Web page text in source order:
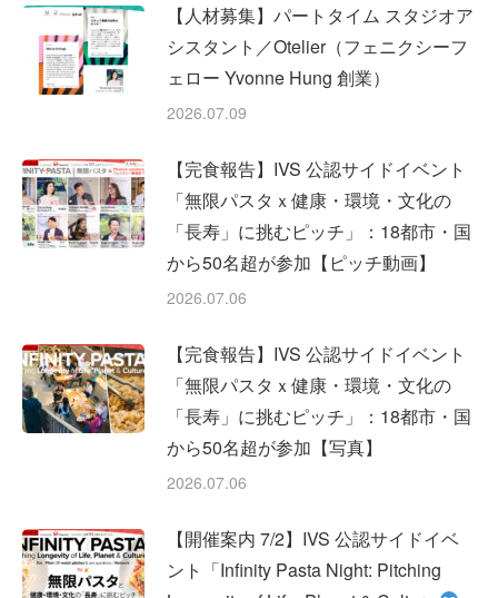
【人材募集】パートタイム スタジオア
シスタント／Otelier（フェニクシーフ
ェロー Yvonne Hung 創業）
2026.07.09
【完食報告】IVS 公認サイドイベント
「無限パスタｘ健康・環境・文化の
「長寿」に挑むピッチ」：18都市・国
から50名超が参加【ピッチ動画】
2026.07.06
【完食報告】IVS 公認サイドイベント
「無限パスタｘ健康・環境・文化の
「長寿」に挑むピッチ」：18都市・国
から50名超が参加【写真】
2026.07.06
【開催案内 7/2】IVS 公認サイドイベ
ント「Infinity Pasta Night: Pitching